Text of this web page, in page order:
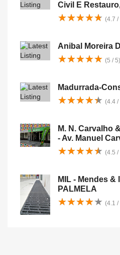
Civil E
★★★★★
★★★★★ (4.7 /
Anibal Moreira
★★★★★
★★★★★ (5 / 5)
Madurrada-
★★★★★
★★★★★ (4.4 /
M. N. Carvalho
- Av. Manuel
★★★★★
★★★★★ (4.5 /
MIL - Mendes &
PALMELA
★★★★★
★★★★★ (4.1 /